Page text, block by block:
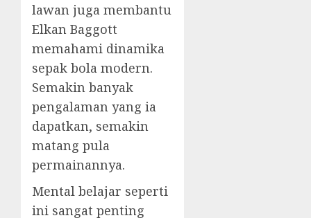
lawan juga membantu
Elkan Baggott
memahami dinamika
sepak bola modern.
Semakin banyak
pengalaman yang ia
dapatkan, semakin
matang pula
permainannya.
Mental belajar seperti
ini sangat penting